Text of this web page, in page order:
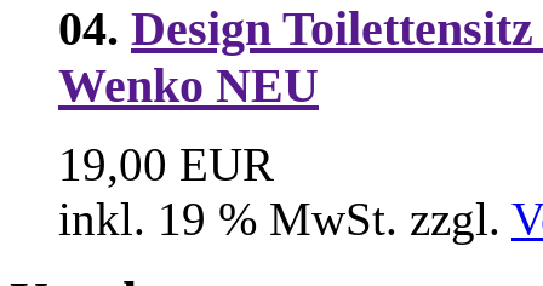
04. Design
Wenko NEU
19,00 EUR
inkl. 19 % MwSt. zzgl.